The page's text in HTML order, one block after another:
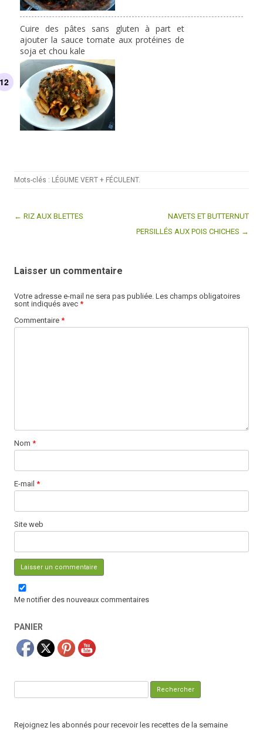
Cuire des pâtes sans gluten à part et
ajouter la sauce tomate aux protéines de
soja et chou kale
Mots-clés : LÉGUME VERT + FÉCULENT.
Post navigation
← RIZ AUX BLETTES
NAVETS ET BUTTERNUT
PERSILLÉS AUX POIS CHICHES →
Laisser un commentaire
Votre adresse e-mail ne sera pas publiée. Les champs obligatoires
sont indiqués avec *
Commentaire *
Nom *
E-mail *
Site web
Me notifier des nouveaux commentaires
PANIER
Rejoignez les abonnés pour recevoir les recettes de la semaine